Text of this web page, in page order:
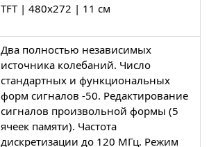
TFT | 480х272 | 11 см
Два полностью независимых
источника колебаний. Число
стандартных и функциональных
форм сигналов -50. Редактирование
сигналов произвольной формы (5
ячеек памяти). Частота
дискретизации до 120 МГц. Режим